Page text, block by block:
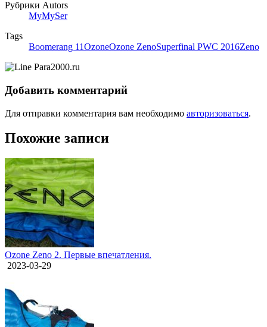
Рубрики Autors
MyMySer
Tags
Boomerang 11OzoneOzone ZenoSuperfinal PWC 2016Zeno
Добавить комментарий
Для отправки комментария вам необходимо авторизоваться.
Похожие записи
Ozone Zeno 2. Первые впечатления.
2023-03-29